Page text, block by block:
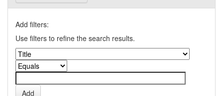
Add filters:
Use filters to refine the search results.